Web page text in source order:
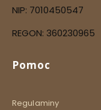
NIP: 7010450547
REGON: 360230965
Linki w stopce
Pomoc
Regulaminy